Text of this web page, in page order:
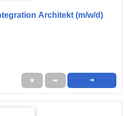
Architekt (m/w/d)
★ ➦ ➜